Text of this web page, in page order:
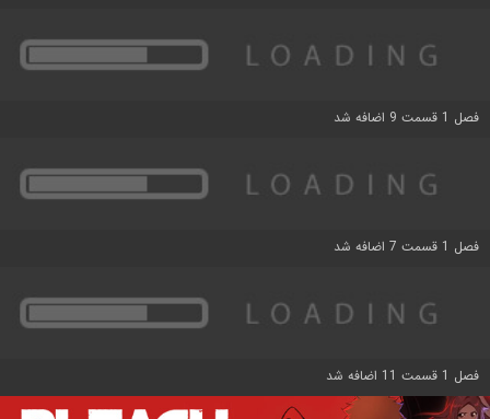
فصل 1 قسمت 9 اضافه شد
فصل 1 قسمت 7 اضافه شد
فصل 1 قسمت 11 اضافه شد